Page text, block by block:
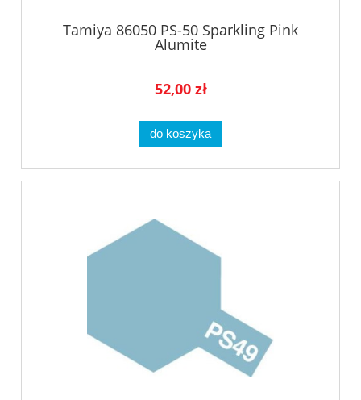
Tamiya 86050 PS-50 Sparkling Pink
Alumite
52,00 zł
do koszyka